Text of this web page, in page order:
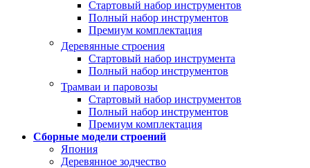
Стартовый набор инструментов
Полный набор инструментов
Премиум комплектация
Деревянные строения
Стартовый набор инструмента
Полный набор инструментов
Трамваи и паровозы
Стартовый набор инструментов
Полный набор инструментов
Премиум комплектация
Сборные модели строений
Япония
Деревянное зодчество